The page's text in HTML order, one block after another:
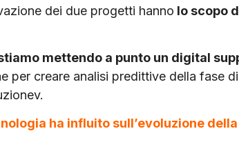
dei due progetti hanno lo scopo
mettendo a punto un digital
per creare analisi predittive della fase
ha influito sull’evoluzione